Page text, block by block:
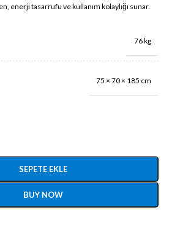
enerji tasarrufu ve kullanım kolaylığı sunar.
76 kg
75 × 70 × 185 cm
SEPETE EKLE
BUY NOW